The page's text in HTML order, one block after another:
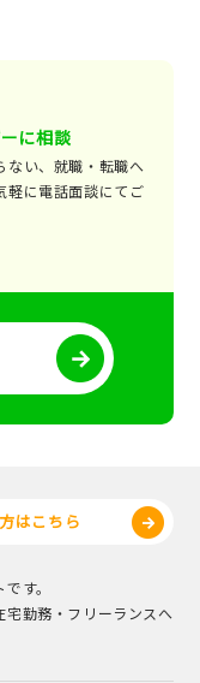
に相談
ない、就職・転職へ
軽に電話面談にてご
はこちら
す。
勤務・フリーランスへ